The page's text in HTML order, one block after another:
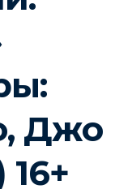
Джо
16+